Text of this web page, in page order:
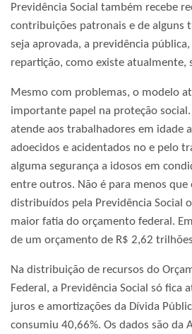
Previdência Social também recebe
contribuições patronais e de alguns
seja aprovada, a previdência
repartição, como existe atualmente,
Mesmo com problemas, o modelo
importante papel na proteção social.
atende aos trabalhadores em idade
adoecidos e acidentados no e pelo
alguma segurança a idosos em
entre outros. Não é para menos que
distribuídos pela Previdência Social
maior fatia do orçamento federal.
de um orçamento de R$ 2,62
Na distribuição de recursos do
Federal, a Previdência Social só fica
juros e amortizações da Dívida
consumiu 40,66%. Os dados são da